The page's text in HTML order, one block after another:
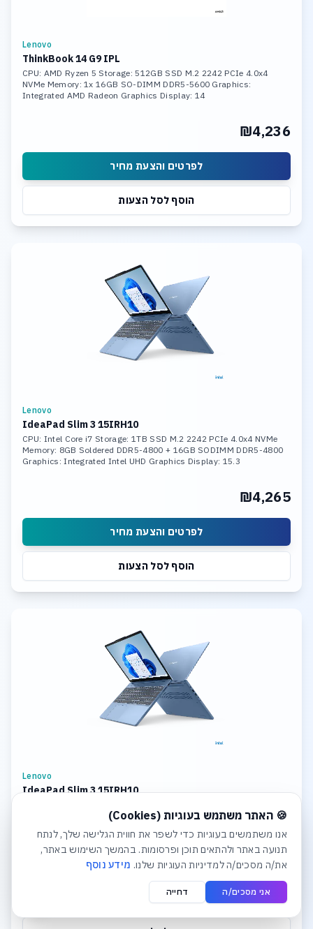
Lenovo
ThinkBook 14 G9 IPL
CPU: AMD Ryzen 5 Storage: 512GB SSD M.2 2242 PCIe 4.0x4
NVMe Memory: 1x 16GB SO-DIMM DDR5-5600 Graphics:
Integrated AMD Radeon Graphics Display: 14
₪4,236
לפרטים והצעת מחיר
הוסף לסל הצעות
Lenovo
IdeaPad Slim 3 15IRH10
CPU: Intel Core i7 Storage: 1TB SSD M.2 2242 PCIe 4.0x4 NVMe
Memory: 8GB Soldered DDR5-4800 + 16GB SODIMM DDR5-4800
Graphics: Integrated Intel UHD Graphics Display: 15.3
₪4,265
לפרטים והצעת מחיר
הוסף לסל הצעות
Lenovo
IdeaPad Slim 3 15IRH10
Memory: 8GB Soldered DDR5-4800 + 16GB SODIMM DDR5-4800
₪4,381
לפרטים והצעת מחיר
חלונית עוגיות נפתחה אוטומטית. לסגירה יש ללחוץ על כפתור
🍪 האתר משתמש בעוגיות (Cookies)
אנו משתמשים בעוגיות כדי לשפר את חווית הגלישה שלך, לנתח
תנועה באתר ולהתאים תוכן ופרסומות. בהמשך השימוש באתר,
את/ה מסכים/ה למדיניות העוגיות שלנו. מידע נוסף
אני מסכים/ה דחייה